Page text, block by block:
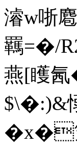
濬w哳
羈=�/
燕[矆氥
$\�:)&
�x�